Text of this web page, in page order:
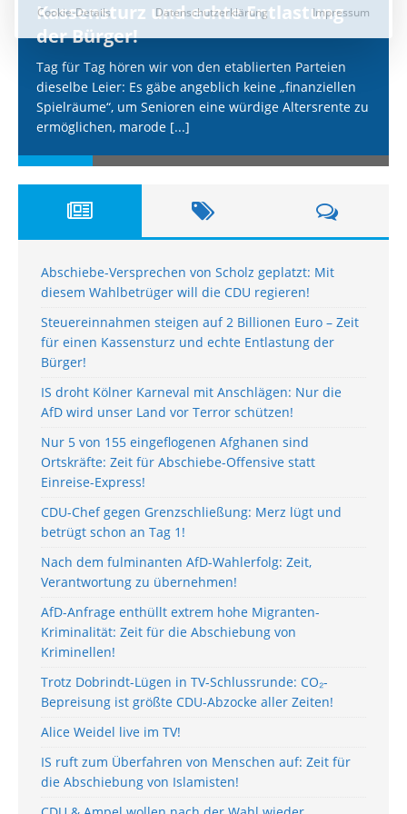
Kassensturz und echte Entlastung
der Bürger!
Tag für Tag hören wir von den etablierten Parteien
dieselbe Leier: Es gäbe angeblich keine „finanziellen
Spielräume“, um Senioren eine würdige Altersrente zu
ermöglichen, marode [...]
Abschiebe-Versprechen von Scholz geplatzt: Mit
diesem Wahlbetrüger will die CDU regieren!
Steuereinnahmen steigen auf 2 Billionen Euro – Zeit
für einen Kassensturz und echte Entlastung der
Bürger!
IS droht Kölner Karneval mit Anschlägen: Nur die
AfD wird unser Land vor Terror schützen!
Nur 5 von 155 eingeflogenen Afghanen sind
Ortskräfte: Zeit für Abschiebe-Offensive statt
Einreise-Express!
CDU-Chef gegen Grenzschließung: Merz lügt und
betrügt schon an Tag 1!
Nach dem fulminanten AfD-Wahlerfolg: Zeit,
Verantwortung zu übernehmen!
AfD-Anfrage enthüllt extrem hohe Migranten-
Kriminalität: Zeit für die Abschiebung von
Kriminellen!
Trotz Dobrindt-Lügen in TV-Schlussrunde: CO₂-
Bepreisung ist größte CDU-Abzocke aller Zeiten!
Alice Weidel live im TV!
IS ruft zum Überfahren von Menschen auf: Zeit für
die Abschiebung von Islamisten!